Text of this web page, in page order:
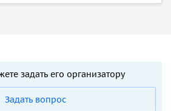
задать его организатору
Задать вопрос